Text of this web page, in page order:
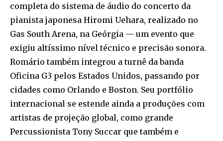
completa do sistema de áudio do concerto da
pianista japonesa Hiromi Uehara, realizado no
Gas South Arena, na Geórgia — um evento que
exigiu altíssimo nível técnico e precisão sonora.
Romário também integrou a turnê da banda
Oficina G3 pelos Estados Unidos, passando por
cidades como Orlando e Boston. Seu portfólio
internacional se estende ainda a produções com
artistas de projeção global, como grande
Percussionista Tony Succar que também e